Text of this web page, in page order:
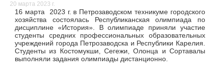
20 марта 2023 г.
16 марта 2023 г. в Петрозаводском техникуме городского
хозяйства состоялась Республиканская олимпиада по
дисциплине «История». В олимпиаде приняли участие
студенты средних профессиональных образовательных
учреждений города Петрозаводска и Республики Карелия.
Студенты из Костомукши, Сегежи, Олонца и Сортавалы
выполняли задания олимпиады дистанционно.